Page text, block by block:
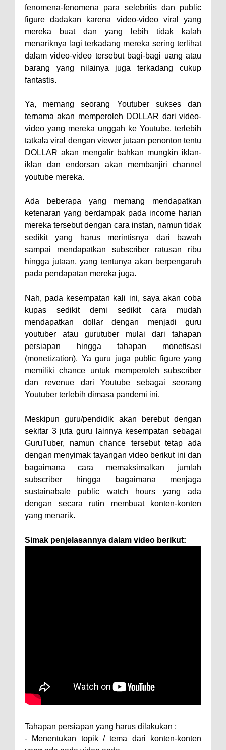
fenomena-fenomena para selebritis dan public
figure dadakan karena video-video viral yang
mereka buat dan yang lebih tidak kalah
menariknya lagi terkadang mereka sering terlihat
dalam video-video tersebut bagi-bagi uang atau
barang yang nilainya juga terkadang cukup
fantastis.
Ya, memang seorang Youtuber sukses dan
ternama akan memperoleh DOLLAR dari video-
video yang mereka unggah ke Youtube, terlebih
tatkala viral dengan viewer jutaan penonton tentu
DOLLAR akan mengalir bahkan mungkin iklan-
iklan dan endorsan akan membanjiri channel
youtube mereka.
Ada beberapa yang memang mendapatkan
ketenaran yang berdampak pada income harian
mereka tersebut dengan cara instan, namun tidak
sedikit yang harus merintisnya dari bawah
sampai mendapatkan subscriber ratusan ribu
hingga jutaan, yang tentunya akan berpengaruh
pada pendapatan mereka juga.
Nah, pada kesempatan kali ini, saya akan coba
kupas sedikit demi sedikit cara mudah
mendapatkan dollar dengan menjadi guru
youtuber atau gurutuber mulai dari tahapan
persiapan hingga tahapan monetisasi
(monetization). Ya guru juga public figure yang
memiliki chance untuk memperoleh subscriber
dan revenue dari Youtube sebagai seorang
Youtuber terlebih dimasa pandemi ini.
Meskipun guru/pendidik akan berebut dengan
sekitar 3 juta guru lainnya kesempatan sebagai
GuruTuber, namun chance tersebut tetap ada
dengan menyimak tayangan video berikut ini dan
bagaimana cara memaksimalkan jumlah
subscriber hingga bagaimana menjaga
sustainabale public watch hours yang ada
dengan secara rutin membuat konten-konten
yang menarik.
Simak penjelasannya dalam video berikut:
Tahapan persiapan yang harus dilakukan :
- Menentukan topik / tema dari konten-konten